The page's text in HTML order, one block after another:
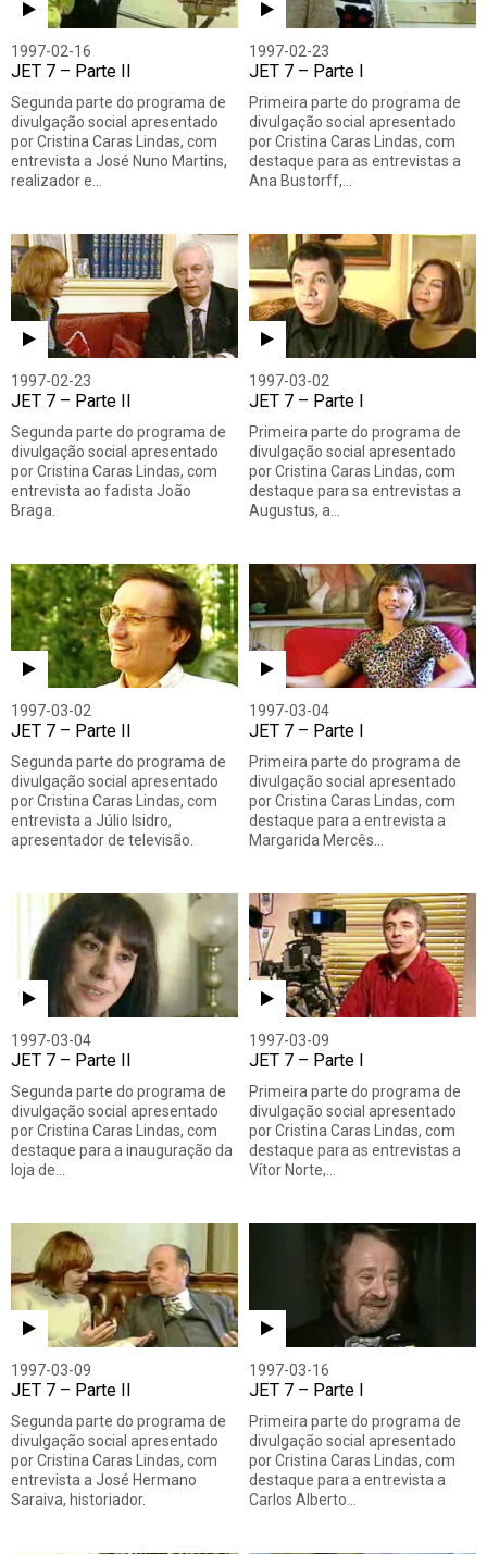
1997-02-16
JET 7 – Parte II
Segunda parte do programa de
divulgação social apresentado
por Cristina Caras Lindas, com
entrevista a José Nuno Martins,
realizador e…
1997-02-23
JET 7 – Parte I
Primeira parte do programa de
divulgação social apresentado
por Cristina Caras Lindas, com
destaque para as entrevistas a
Ana Bustorff,…
1997-02-23
JET 7 – Parte II
Segunda parte do programa de
divulgação social apresentado
por Cristina Caras Lindas, com
entrevista ao fadista João
Braga.
1997-03-02
JET 7 – Parte I
Primeira parte do programa de
divulgação social apresentado
por Cristina Caras Lindas, com
destaque para sa entrevistas a
Augustus, a…
1997-03-02
JET 7 – Parte II
Segunda parte do programa de
divulgação social apresentado
por Cristina Caras Lindas, com
entrevista a Júlio Isidro,
apresentador de televisão.
1997-03-04
JET 7 – Parte I
Primeira parte do programa de
divulgação social apresentado
por Cristina Caras Lindas, com
destaque para a entrevista a
Margarida Mercês…
1997-03-04
JET 7 – Parte II
Segunda parte do programa de
divulgação social apresentado
por Cristina Caras Lindas, com
destaque para a inauguração da
loja de…
1997-03-09
JET 7 – Parte I
Primeira parte do programa de
divulgação social apresentado
por Cristina Caras Lindas, com
destaque para as entrevistas a
Vítor Norte,…
1997-03-09
JET 7 – Parte II
Segunda parte do programa de
divulgação social apresentado
por Cristina Caras Lindas, com
entrevista a José Hermano
Saraiva, historiador.
1997-03-16
JET 7 – Parte I
Primeira parte do programa de
divulgação social apresentado
por Cristina Caras Lindas, com
destaque para a entrevista a
Carlos Alberto…